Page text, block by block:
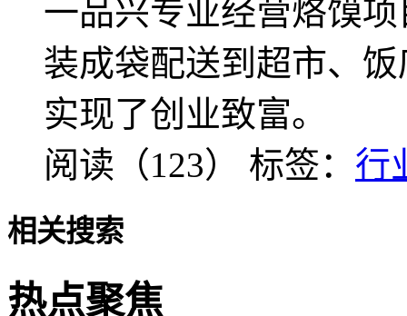
一品兴专业经营烙馍
装成袋配送到超市、
实现了创业致富。
阅读（123） 标签： 行
相关搜索
热点聚焦